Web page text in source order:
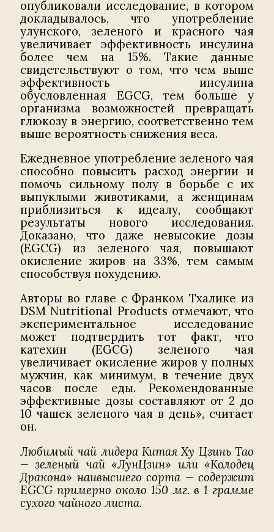
опубликовали исследование, в котором
докладывалось, что употребление
улунского, зеленого и красного чая
увеличивает эффективность инсулина
более чем на 15%. Такие данные
свидетельствуют о том, что чем выше
эффективность инсулина
обусловленная EGCG, тем больше у
организма возможностей превращать
глюкозу в энергию, соответственно тем
выше вероятность снижения веса.
Ежедневное употребление зеленого чая
способно повысить расход энергии и
помочь сильному полу в борьбе с их
выпуклыми животиками, а женщинам
приблизиться к идеалу, сообщают
результаты нового исследования.
Доказано, что даже невысокие дозы
(EGCG) из зеленого чая, повышают
окисление жиров на 33%, тем самым
способствуя похудению.
Авторы во главе с Франком Тхалике из
DSM Nutritional Products отмечают, что
экспериментальное исследование
может подтвердить тот факт, что
катехин (EGCG) зеленого чая
увеличивает окисление жиров у полных
мужчин, как минимум, в течение двух
часов после еды. Рекомендованные
эффективные дозы составляют от 2 до
10 чашек зеленого чая в день», считает
он.
Любимый чай лидера Китая Ху Цзинь Тао
— зеленый чай «ЛунЦзин» или «Колодец
Дракона» наивысшего сорта — содержит
EGCG примерно около 150 мг. в 1 грамме
сухого чайного листа.